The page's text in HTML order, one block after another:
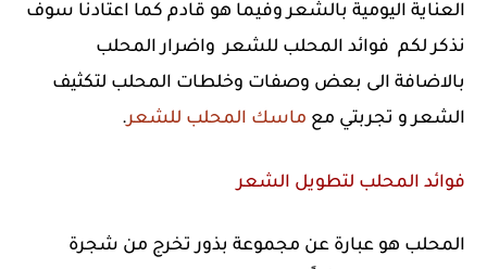
العناية اليومية بالشعر وفيما هو قادم كما اعتادنا سوف
نذكر لكم فوائد المحلب للشعر واضرار المحلب
بالاضافة الى بعض وصفات وخلطات المحلب لتكثيف
الشعر و تجربتي مع ماسك المحلب للشعر.
فوائد المحلب لتطويل الشعر
المحلب هو عبارة عن مجموعة بذور تخرج من شجرة